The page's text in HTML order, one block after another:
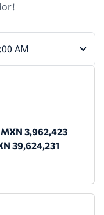
AM
MXN 3,962,423
39,624,231